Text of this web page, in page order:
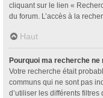
cliquant sur le lien «
du forum. L’accès à la
Haut
Pourquoi ma recherche
Votre recherche était
communs qui ne sont pas
d’utiliser les différents